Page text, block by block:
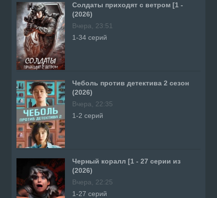
Солдаты приходят с ветром [1 -
(2026)
Вчера, 23:51
1-34 серий
Чеболь против детектива 2 сезон
(2026)
Вчера, 22:35
1-2 серий
Черный коралл [1 - 27 серии из
(2026)
Вчера, 22:25
1-27 серий